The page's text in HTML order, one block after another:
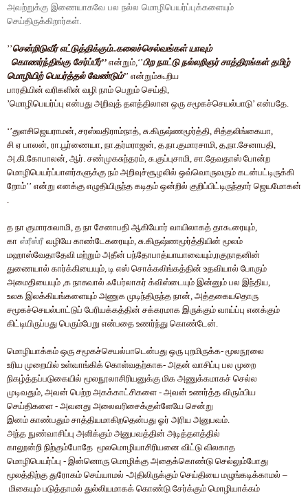
அவற்றுக்கு இணையாகவே பல நல்ல மொழிபெயர்ப்புக்களையும்
செய்திருக்கிறார்கள்
’’சென்றிடுவீர் எட்டுத்திக்கும்..கலைச்செல்வங்கள் யாவும்
கொணர்ந்திங்கு சேர்ப்பீர்’’ என்றும் ,‘’பிற நாட்டு நல்லறிஞர் சாத்திரங்கள் தமிழ்
மொழியிற் பெயர்த்தல் வேண்டும்’’ என்றும்கூறிய
பாரதியின் வரிகளின் வழி நாம் பெறும் செய்தி
’மொழிபெயர்ப்பு என்பது அறிவுத் தளத்திலான ஒரு சமூகச்செயல்பாடு’ என்பதே
‘’துளசிஜெயராமன் சரஸ்வதிராம்நாத் சு கிருஷ்ணமூர்த்தி சித்தலிங்கையா
சி ஏ பாலன் ரா பூர்ணையா நா தர்மராஜன் த நா குமாரசாமி த நா சேனாபதி
அ கி கோபாலன் ஆர் சண்முகசுந்தரம் சு குப்புசாமி சா தேவதாஸ் போன்ற
மொழிபெயர்ப்பாளர்களுக்கு நம் அறிவுச்சூழலில் ஒவ்வொருவரும் கடன்பட்டிருக்கி
றோம்’’ என்று எனக்கு எழுதியிருந்த கடிதம் ஒன்றில் குறிப்பிட்டிருந்தார் ஜெயமோகன்
த நா குமாரசுவாமி த நா சேனாபதி ஆகியோர் வாயிலாகத் தாகூரையும்
கா ஸ்ரீஸ்ரீ வழியே காண்டேகரையும் சு கிருஷ்ணமூர்த்தியின் மூலம்
மஹாஸ்வேதாதேவி மற்றும் அதீன் பந்தோபாத்யாயாவையும் ரகுநாதனின்
துணையால் கார்க்கியையும் டி எஸ் சொக்கலிங்கத்தின் உதவியால் போரும்
அமைதியையும் க நாசுவால் ஃபேர்லாகர் க்விஸ்டையும் இன்னும் பல இந்திய
உலக இலக்கியங்களையும் அணுக முடிந்திருந்த நான் அத்தகையதொரு
சமூகச்செயல்பாட்டுப் பேரியக்கத்தின் சக்கரமாக இருக்கும் வாய்ப்பு எனக்கும்
கிட்டியிருப்பது பெரும்பேறு என்பதை உணர்ந்து கொண்டேன்
மொழியாக்கம் ஒரு சமூகச்செயல்பாடென்பது ஒரு புறமிருக்க- மூலநூலை
உரிய முறையில் உள்வாங்கிக் கொள்வதற்காக- அதன் வாசிப்பு பல முறை
நிகழ்த்தப்படுகையில் மூலநூலாசிரியனுக்கு மிக அணுக்கமாகச் செல்ல
முடிவதும் அவன் பெற்ற அகக்காட்சிகளை - அவன் உணர்த்த விரும்பிய
செய்திகளை - அவனது அலைவரிசைக்குள்ளேயே சென்று
இனம் காண்பதும் சாத்தியமாகிறதென்பது ஓர் அரிய அனுபவம்
அந்த நுண்வாசிப்பு அளிக்கும் அனுபவத்தின் அடித்தளத்தில்
காலூன்றி நிற்கும்போதே மூலமொழியாசிரியனை விட்டு விலகாத
மொழிபெயர்ப்பு - இன்னொரு மொழிக்கு அதைக்கொண்டு செல்லும்போது
மூலத்திற்கு துரோகம் செய்யாமல் -அதிலிருக்கும் செய்தியை மழுங்கடிக்காமல் –
மிகையும் படுத்தாமல் துல்லியமாகக் கொண்டு சேர்க்கும் மொழியாக்கம்